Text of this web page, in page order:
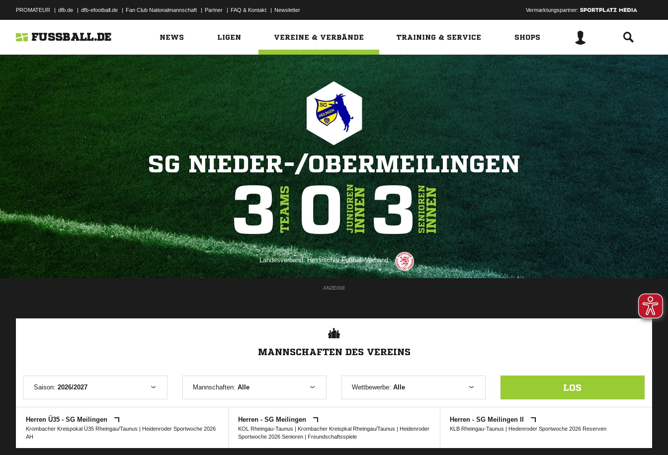
PROMATEUR | dfb.de | dfb-efootball.de | Fan Club Nationalmannschaft | Partner | FAQ & Kontakt | Newsletter Vermarktungspartner:
FUSSBALL.DE NEWS LIGEN VEREINE & VERBÄNDE TRAINING & SERVICE SHOPS
SG NIEDER-/OBERMEILINGEN
3TEAMS0JUNIORENINNEN3SENIORENINNEN
Landesverband:Hessischer Fußball-Verband
ANZEIGE
MANNSCHAFTEN DES VEREINS
Saison: 2026/2027 Mannschaften: Alle Wettbewerbe: Alle LOS
Herren Ü35 - SG Meilingen
Krombacher Kreispokal Ü35 Rheingau/Taunus | Heidenroder Sportwoche 2026
AH
Herren - SG Meilingen
KOL Rheingau-Taunus | Krombacher Kreispkal Rheingau/Taunus | Heidenroder
Sportwoche 2026 Senioren| Freundschaftsspiele
Herren - SG Meilingen II
KLB Rheingau-Taunus | Hedenroder Sportwoche 2026 Reserven